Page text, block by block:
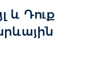
և Դուք